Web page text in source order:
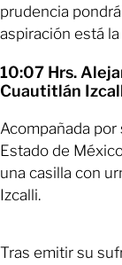
prudencia
aspiración está
10:07 Hrs.
Cuautitlán
Acompañada por
Estado de
una casilla con
Izcalli.
Tras emitir su